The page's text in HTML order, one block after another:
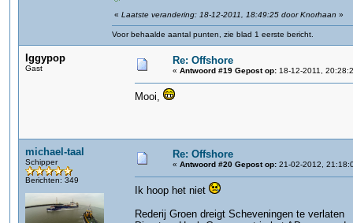
« Laatste verandering: 18-12-2011, 18:49:25 door Knorhaan »
Voor behaalde aantal punten, zie blad 1 eerste bericht.
Iggypop
Gast
Re: Offshore
« Antwoord #19 Gepost op: 18-12-2011,
Mooi,
michael-taal
Schipper
Berichten: 349
Re: Offshore
« Antwoord #20 Gepost op: 21-02-2012,
Ik hoop het niet
Rederij Groen dreigt Scheveningen te verlaten